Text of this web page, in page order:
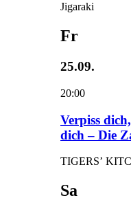
Jigaraki
Fr
25.09.
20:00
Verpiss
dich – Die
TIGERS’
Sa